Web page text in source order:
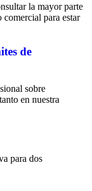
la mayor parte
comercial para estar
de
sobre
en nuestra
para dos